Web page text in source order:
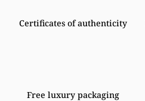
Certificates of authenticity
Free luxury packaging